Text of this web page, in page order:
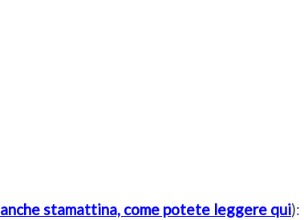
anche stamattina, come potete leggere qui):